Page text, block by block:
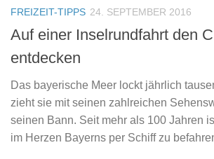
FREIZEIT-TIPPS 24. SEPTEMBER 2016
Auf einer Inselrundfahrt den
entdecken
Das bayerische Meer lockt jährlich
zieht sie mit seinen zahlreichen
seinen Bann. Seit mehr als 100 Jahren
im Herzen Bayerns per Schiff zu